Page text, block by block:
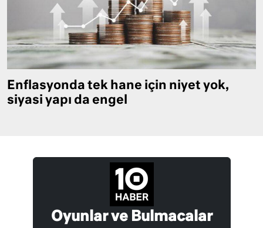
Enflasyonda tek hane için niyet yok,
siyasi yapı da engel
Oyunlar ve Bulmacalar